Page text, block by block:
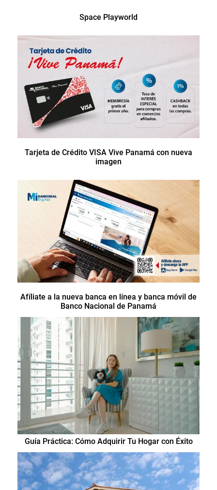
Space Playworld
Tarjeta de Crédito VISA Vive Panamá con nueva
imagen
Afíliate a la nueva banca en línea y banca móvil de
Banco Nacional de Panamá
Guía Práctica: Cómo Adquirir Tu Hogar con Éxito